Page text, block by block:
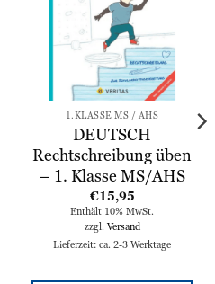
1.KLASSE MS / AHS
DEUTSCH
Rechtschreibung üben
– 1. Klasse MS/AHS
€15,95
Enthält 10% MwSt.
zzgl. Versand
Lieferzeit: ca. 2-3 Werktage